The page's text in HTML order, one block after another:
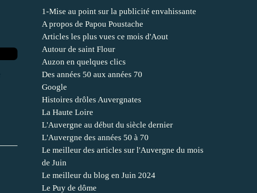
1-Mise au point sur la publicité envahissante
A propos de Papou Poustache
Articles les plus vues ce mois d'Aout
Autour de saint Flour
Auzon en quelques clics
Des années 50 aux années 70
Google
Histoires drôles Auvergnates
La Haute Loire
L'Auvergne au début du siècle dernier
L'Auvergne des années 50 à 70
Le meilleur des articles sur l'Auvergne du mois
de Juin
Le meilleur du blog en Juin 2024
Le Puy de dôme